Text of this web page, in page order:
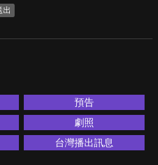
預告
劇照
台灣播出訊息